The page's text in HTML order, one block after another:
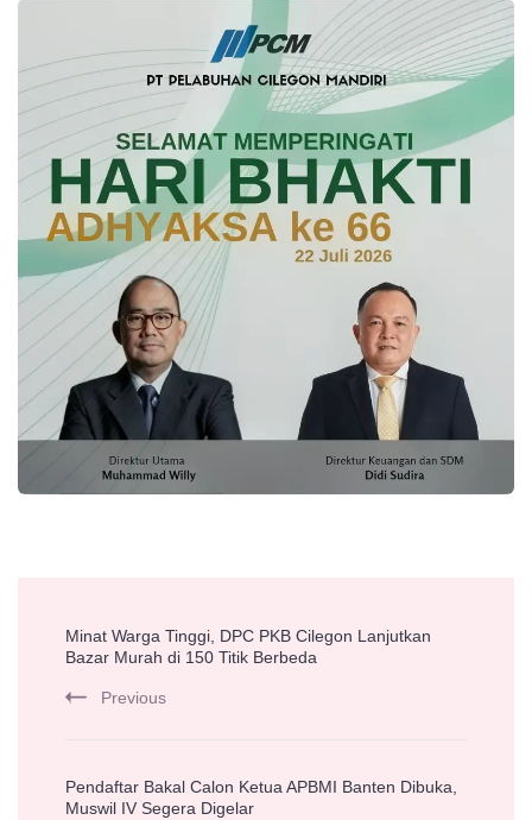
Navigation
Minat Warga Tinggi, DPC PKB Cilegon Lanjutkan
Bazar Murah di 150 Titik Berbeda
Previous
Pendaftar Bakal Calon Ketua APBMI Banten Dibuka,
Muswil IV Segera Digelar